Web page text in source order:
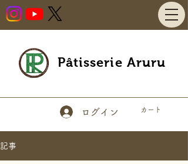
Pâtisserie Aruru
ログイン カート
記事